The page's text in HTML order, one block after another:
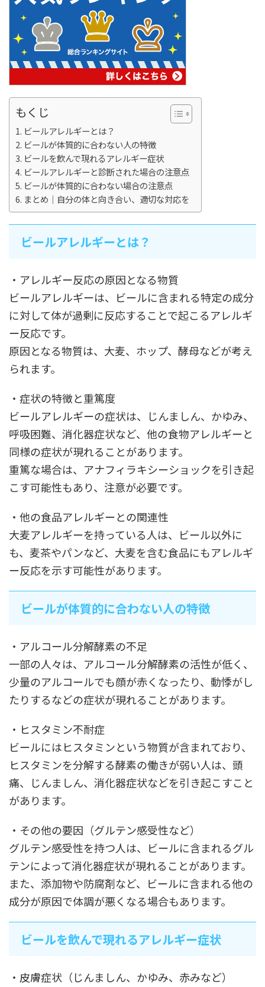
もくじ
ビールアレルギーとは？
ビールが体質的に合わない人の特徴
ビールを飲んで現れるアレルギー症状
ビールアレルギーと診断された場合の注意点
ビールが体質的に合わない場合の注意点
まとめ｜自分の体と向き合い、適切な対応を
ビールアレルギーとは？
・アレルギー反応の原因となる物質
ビールアレルギーは、ビールに含まれる特定の成分
に対して体が過剰に反応することで起こるアレルギ
ー反応です。
原因となる物質は、大麦、ホップ、酵母などが考え
られます。
・症状の特徴と重篤度
ビールアレルギーの症状は、じんましん、かゆみ、
呼吸困難、消化器症状など、他の食物アレルギーと
同様の症状が現れることがあります。
重篤な場合は、アナフィラキシーショックを引き起
こす可能性もあり、注意が必要です。
・他の食品アレルギーとの関連性
大麦アレルギーを持っている人は、ビール以外に
も、麦茶やパンなど、大麦を含む食品にもアレルギ
ー反応を示す可能性があります。
ビールが体質的に合わない人の特徴
・アルコール分解酵素の不足
一部の人々は、アルコール分解酵素の活性が低く、
少量のアルコールでも顔が赤くなったり、動悸がし
たりするなどの症状が現れることがあります。
・ヒスタミン不耐症
ビールにはヒスタミンという物質が含まれており、
ヒスタミンを分解する酵素の働きが弱い人は、頭
痛、じんましん、消化器症状などを引き起こすこと
があります。
・その他の要因（グルテン感受性など）
グルテン感受性を持つ人は、ビールに含まれるグル
テンによって消化器症状が現れることがあります。
また、添加物や防腐剤など、ビールに含まれる他の
成分が原因で体調が悪くなる場合もあります。
ビールを飲んで現れるアレルギー症状
・皮膚症状（じんましん、かゆみ、赤みなど）